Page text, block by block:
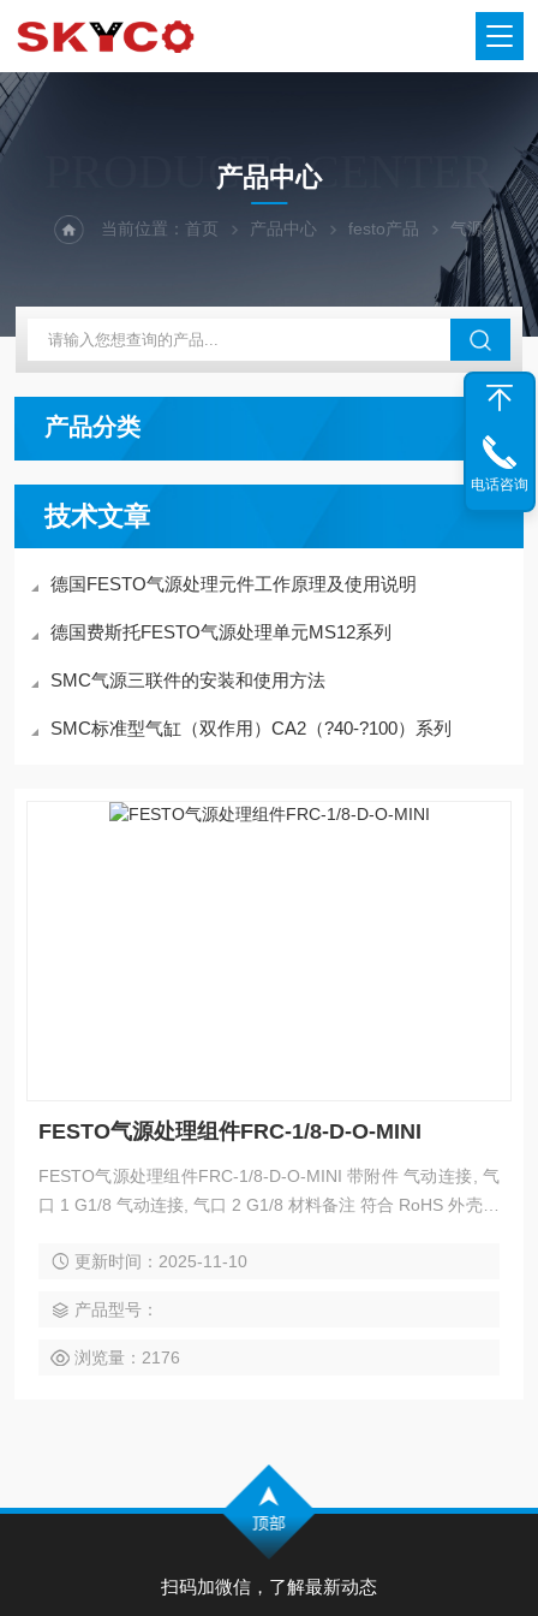
PRODUCTS CENTER
产品中心
当前位置： 首页 产品中心 festo产品 气源
产品分类
技术文章
德国FESTO气源处理元件工作原理及使用说明
德国费斯托FESTO气源处理单元MS12系列
SMC气源三联件的安装和使用方法
SMC标准型气缸（双作用）CA2（?40-?100）系列
FESTO气源处理组件FRC-1/8-D-O-MINI
FESTO气源处理组件FRC-1/8-D-O-MINI 带附件 气动连接, 气
口 1 G1/8 气动连接, 气口 2 G1/8 材料备注 符合 RoHS 外壳的
更新时间：2025-11-10
产品型号：
浏览量：2176
扫码加微信，了解最新动态
电话咨询